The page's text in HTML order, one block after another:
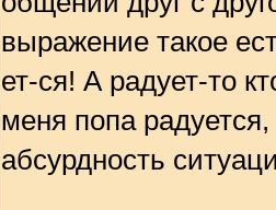
выражение такое
ет-ся! А радует-то
меня попа
абсурдность